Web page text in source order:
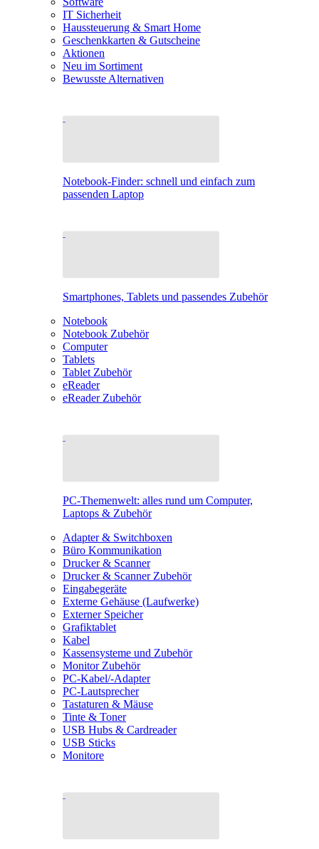
IT Sicherheit
Haussteuerung & Smart Home
Geschenkkarten & Gutscheine
Aktionen
Neu im Sortiment
Bewusste Alternativen
Notebook-Finder: schnell und einfach zum
passenden Laptop
Smartphones, Tablets und passendes Zubehör
Notebook
Notebook Zubehör
Computer
Tablets
Tablet Zubehör
eReader
eReader Zubehör
PC-Themenwelt: alles rund um Computer,
Laptops & Zubehör
Adapter & Switchboxen
Büro Kommunikation
Drucker & Scanner
Drucker & Scanner Zubehör
Eingabegeräte
Externe Gehäuse (Laufwerke)
Externer Speicher
Grafiktablet
Kabel
Kassensysteme und Zubehör
Monitor Zubehör
PC-Kabel/-Adapter
PC-Lautsprecher
Tastaturen & Mäuse
Tinte & Toner
USB Hubs & Cardreader
USB Sticks
Monitore